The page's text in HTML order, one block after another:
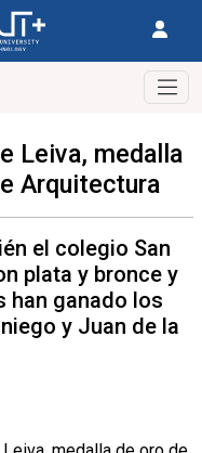
Leiva, medalla
Arquitectura
el colegio San
plata y bronce y
han ganado los
y Juan de la